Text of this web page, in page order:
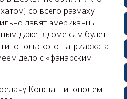
со всего размаху
давят американцы.
даже в доме сам будет
патриархата
дело с «фанарским
Константинополем